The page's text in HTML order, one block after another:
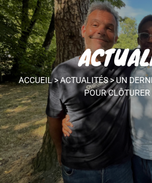
ACCUEIL>ACTUALITÉS>UN
POUR CLÔTURER